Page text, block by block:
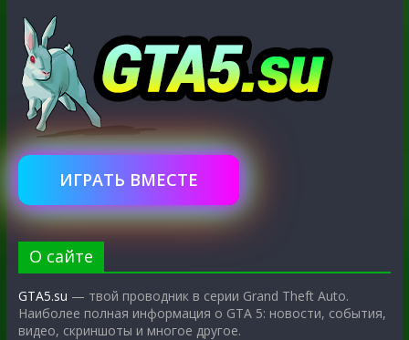
ИГРАТЬ ВМЕСТЕ
О сайте
GTA5.su — твой проводник в серии Grand Theft Auto.
Наиболее полная информация о GTA 5: новости, события,
видео, скриншоты и многое другое.